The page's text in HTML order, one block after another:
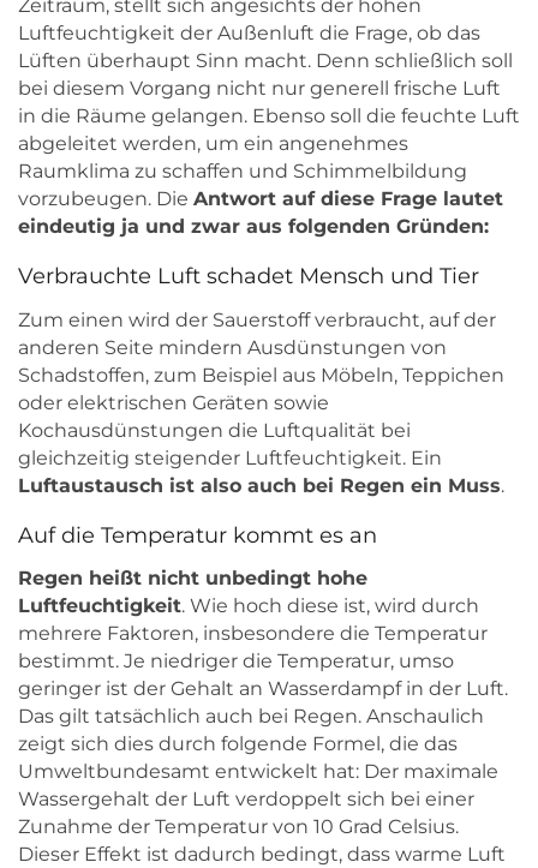
Zeitraum, stellt sich angesichts der hohen
Luftfeuchtigkeit der Außenluft die Frage, ob das
Lüften überhaupt Sinn macht. Denn schließlich soll
bei diesem Vorgang nicht nur generell frische Luft
in die Räume gelangen. Ebenso soll die feuchte Luft
abgeleitet werden, um ein angenehmes
Raumklima zu schaffen und Schimmelbildung
vorzubeugen. Die Antwort auf diese Frage lautet
eindeutig ja und zwar aus folgenden Gründen:
Verbrauchte Luft schadet Mensch und Tier
Zum einen wird der Sauerstoff verbraucht, auf der
anderen Seite mindern Ausdünstungen von
Schadstoffen, zum Beispiel aus Möbeln, Teppichen
oder elektrischen Geräten sowie
Kochausdünstungen die Luftqualität bei
gleichzeitig steigender Luftfeuchtigkeit. Ein
Luftaustausch ist also auch bei Regen ein Muss.
Auf die Temperatur kommt es an
Regen heißt nicht unbedingt hohe
Luftfeuchtigkeit. Wie hoch diese ist, wird durch
mehrere Faktoren, insbesondere die Temperatur
bestimmt. Je niedriger die Temperatur, umso
geringer ist der Gehalt an Wasserdampf in der Luft.
Das gilt tatsächlich auch bei Regen. Anschaulich
zeigt sich dies durch folgende Formel, die das
Umweltbundesamt entwickelt hat: Der maximale
Wassergehalt der Luft verdoppelt sich bei einer
Zunahme der Temperatur von 10 Grad Celsius.
Dieser Effekt ist dadurch bedingt, dass warme Luft